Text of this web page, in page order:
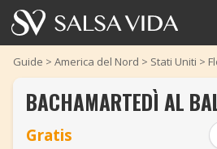
Home
Eventi
Notizie
Guide > America del Nord > Stati Uniti >
BACHAMARTEDÌ AL
Gratis